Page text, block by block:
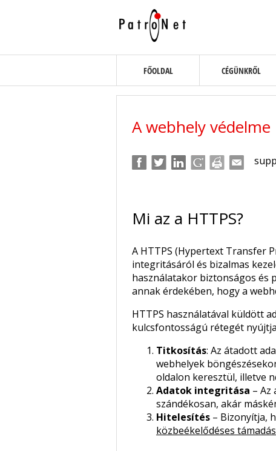
FŐOLDAL CÉGÜNKRŐL
A webhely
Mi az a HTTPS?
A HTTPS (Hypertext Transfer
integritásáról és bizalmas
használatakor biztonságos és
annak érdekében, hogy a
HTTPS használatával küldött
kulcsfontosságú rétegét
Titkosítás: Az átadott
webhelyek
oldalon keresztül, illetve
Adatok integritása –
szándékosan, akár
Hitelesítés – Bizonyítja,
közbeékelődéses